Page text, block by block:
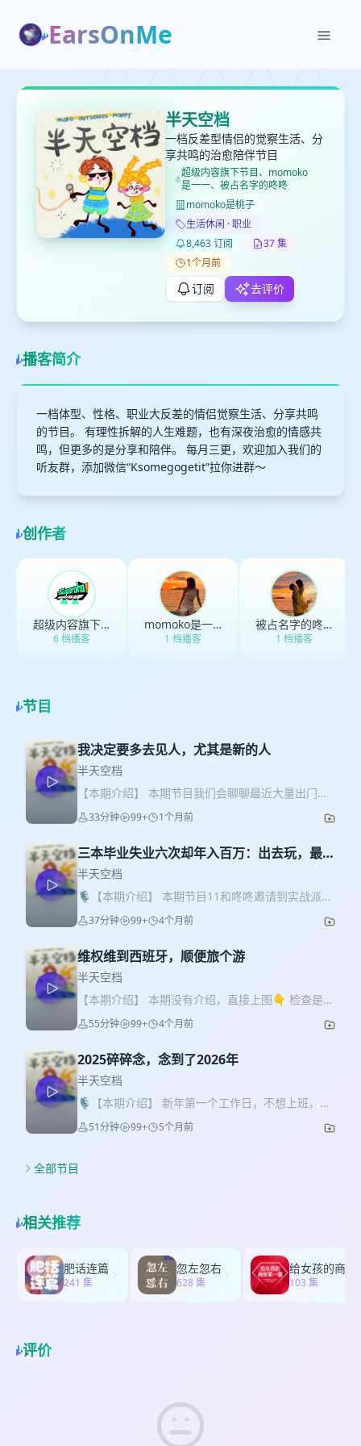
EarsOnMe
半天空档
一档反差型情侣的觉察生活、分
享共鸣的治愈陪伴节目
超级内容旗下节目、momoko
是一一、被占名字的咚咚
momoko是桃子
生活休闲 · 职业
8,463 订阅
37 集
1个月前
订阅 去评价
播客简介
一档体型、性格、职业大反差的情侣觉察生活、分享共鸣
的节目。 有理性拆解的人生难题，也有深夜治愈的情感共
鸣，但更多的是分享和陪伴。 每月三更，欢迎加入我们的
听友群，添加微信“Ksomegogetit”拉你进群～
创作者
超级内容旗下节目
6 档播客
momoko是一一
1 档播客
被占名字的咚咚
1 档播客
节目
我决定要多去见人，尤其是新的人
半天空档
【本期介绍】 本期节目我们会聊聊最近大量出门见
新人的故事和感悟......有用玄学帮助大佬投资的命理
师、有软件工程转行明星化妆师的帅gay、有调香
撞，与独处带来的成长是很不一样的，也许别人嘴
里一句很普通的话会让你茅塞顿开，也许你能从别
人身上看到自己。 * 我发现独处和社交6/4分最舒服
【近期生活分享】 小猫烤鱼（鱼里面实际装的是冻
卡） 最近我们发现的超好玩桌游《农场主》 我发现
香 一一抽到的芳香塔罗牌“葡萄柚” 【找到我们】 小
红书：momoko是一一 （如果大家关注的话，会在
小红书多发些日常☺️） 合作邮箱：
kaylawoo@163.com听友群：添加微信“btkdkkxx”
拉你进群 小宇宙丨网易云音乐丨荔枝FM丨喜马拉雅
33分钟 99+ 1个月前
三本毕业失业六次却年入百万：出去玩，最重
要的是出去
半天空档
🎙【本期介绍】 本期节目11和咚咚邀请到实战派创
业者书豪作为嘉宾，重点拆解其在小红书电商的实
战运营方法，包括 0 粉丝开店、低粉爆款选品法、
巧。 希望你在听完这一期后，打开思路，勇敢出
发，财源广进！ 【嘉宾介绍】 书豪，杭州创客。
2016年毕业于一个三本大学法律专业，毕业后自学
编程转型做了一名大数据分析师。曾失业6次，但创
业6年，连续6年年入百万，在小红书开店带货这条
专属福利：一份内部的小红书电商开店从0到1的手
册，以及原价999元的三天直播训练营！扫描下方海
报二维码，也可以wx搜索CEOSH666或
haoge985985，备注“半天空档”，前100位听友可免
费领取！ 【剪辑】 📌 咚咚自己 【找到我们】 小红
37分钟 99+ 4个月前
维权维到西班牙，顺便旅个游
半天空档
【本期介绍】 本期没有介绍，直接上图👇 检查是否
出片👇 咚咚印象最深的方方的树👇 偶遇狂欢节👇
满大街的橘子树，这颗的橘子比较小👇 就到这里~
plog分享，请留言告诉我们！ 【剪辑】 📌 Olina老
师 【找到我们】 小红书：momoko是一一 合作邮
箱：kaylawoo@163.com
听友群：添加微信
“btkdkkxx”拉你进群 小宇宙丨网易云音乐丨荔枝FM
丨喜马拉雅丨四川观察APP：半天空档
55分钟 99+ 4个月前
2025碎碎念，念到了2026年
半天空档
🎙【本期介绍】 新年第一个工作日，不想上班，不
想上学，那就听我们碎碎念吧 【剪辑】 📌 Olina老
师 【找到我们】 小红书：momoko是一一 合作邮
51分钟 99+ 5个月前
全部节目
相关推荐
肥话连篇
241 集
忽左忽右
628 集 103 集
评价
打分
键盘下留人
删除确认
取消 确认删除
加入播单
创建